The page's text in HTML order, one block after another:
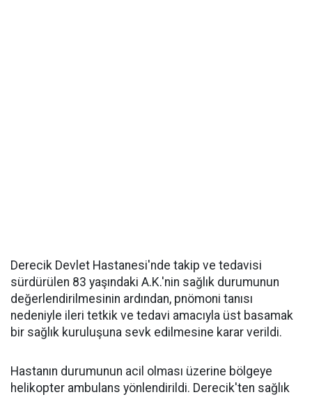
Derecik Devlet Hastanesi'nde takip ve tedavisi
sürdürülen 83 yaşındaki A.K.'nin sağlık durumunun
değerlendirilmesinin ardından, pnömoni tanısı
nedeniyle ileri tetkik ve tedavi amacıyla üst basamak
bir sağlık kuruluşuna sevk edilmesine karar verildi.
Hastanın durumunun acil olması üzerine bölgeye
helikopter ambulans yönlendirildi. Derecik'ten sağlık